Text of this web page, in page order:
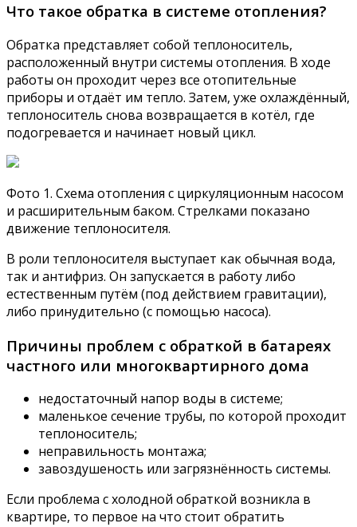
Что такое обратка в системе отопления?
Обратка представляет собой теплоноситель,
расположенный внутри системы отопления. В ходе
работы он проходит через все отопительные
приборы и отдаёт им тепло. Затем, уже охлаждённый,
теплоноситель снова возвращается в котёл, где
подогревается и начинает новый цикл.
Фото 1. Схема отопления с циркуляционным насосом
и расширительным баком. Стрелками показано
движение теплоносителя.
В роли теплоносителя выступает как обычная вода,
так и антифриз. Он запускается в работу либо
естественным путём (под действием гравитации),
либо принудительно (с помощью насоса).
Причины проблем с обраткой в батареях
частного или многоквартирного дома
недостаточный напор воды в системе;
маленькое сечение трубы, по которой проходит
теплоноситель;
неправильность монтажа;
завоздушеность или загрязнённость системы.
Если проблема с холодной обраткой возникла в
квартире, то первое на что стоит обратить